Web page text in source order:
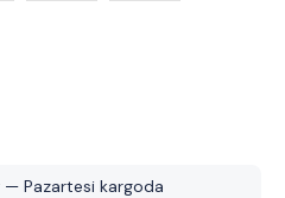
— Pazartesi kargoda